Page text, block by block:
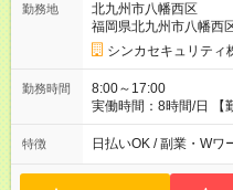
を除く ◆ファミリーサ
月1万円 ◆チャイルド
している社員に対し、 特別
試用期間あり 試用期
時と同じです。
勤務地
北九州市八幡西区
福岡県北九州市八幡西
シンカセキュリティ
勤務時間
8:00～17:00
実働時間：8時間/日 【
休憩1時間 ☆週5日勤務！ ☆残業少なめ（月平均1～5時間） 3か
月以内の短期間勤務も
特徴 日払いOK / 副業・Wワ